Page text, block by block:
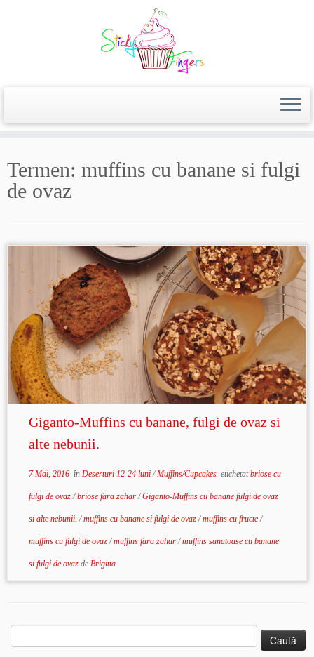
Termen: muffins cu banane si fulgi
de ovaz
Giganto-Muffins cu banane, fulgi de ovaz si
alte nebunii.
7 Mai, 2016în Deserturi 12-24 luni/Muffins/Cupcakes etichetatbriose cu
fulgi de ovaz/briose fara zahar/Giganto-Muffins cu banane fulgi de ovaz
si alte nebunii./muffins cu banane si fulgi de ovaz/muffins cu fructe/
muffins cu fulgi de ovaz/muffins fara zahar/muffins sanatoase cu banane
si fulgi de ovaz de Brigitta
după: